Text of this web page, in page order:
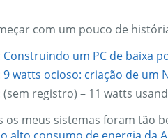
com um pouco de
Construindo um PC de baixa
9 watts ocioso: criação de um
(sem registro) – 11 watts
os meus sistemas foram tão